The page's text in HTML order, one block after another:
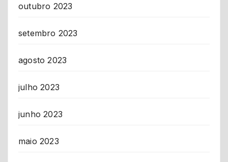
outubro 2023
setembro 2023
agosto 2023
julho 2023
junho 2023
maio 2023